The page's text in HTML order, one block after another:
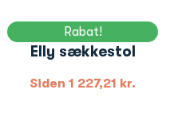
Rabat!
Elly sækkestol
Siden 1 227,21 kr.